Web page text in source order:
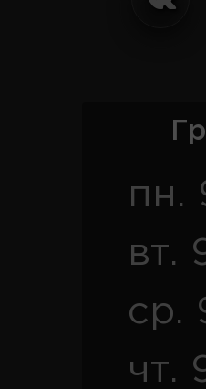
пн.
вт.
ср.
чт.